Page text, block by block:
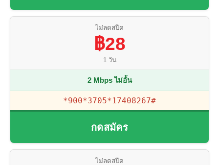
ไม่ลดสปีด
฿28
1 วัน
2 Mbps ไม่อั้น
*900*3705*17408267#
กดสมัคร
ไม่ลดสปีด